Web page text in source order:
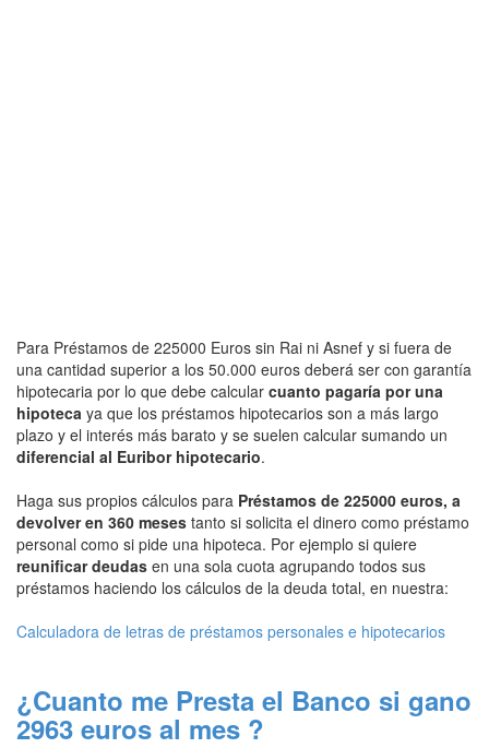
Para Préstamos de 225000 Euros sin Rai ni Asnef y si fuera de
una cantidad superior a los 50.000 euros deberá ser con garantía
hipotecaria por lo que debe calcular cuanto pagaría por una
hipoteca ya que los préstamos hipotecarios son a más largo
plazo y el interés más barato y se suelen calcular sumando un
diferencial al Euribor hipotecario.
Haga sus propios cálculos para Préstamos de 225000 euros, a
devolver en 360 meses tanto si solicita el dinero como préstamo
personal como si pide una hipoteca. Por ejemplo si quiere
reunificar deudas en una sola cuota agrupando todos sus
préstamos haciendo los cálculos de la deuda total, en nuestra:
Calculadora de letras de préstamos personales e hipotecarios
¿Cuanto me Presta el Banco si gano
2963 euros al mes ?